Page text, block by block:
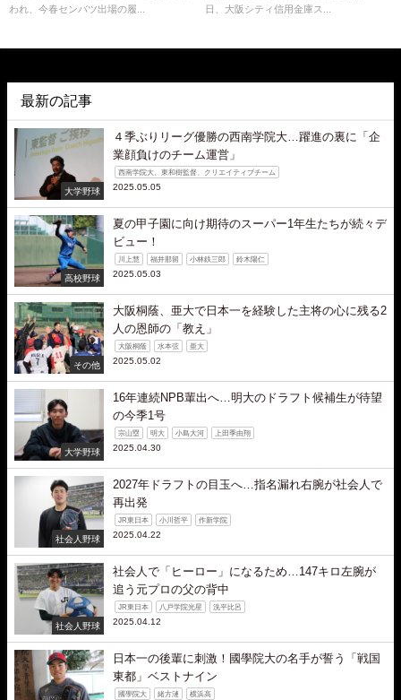
われ、今春センバツ出場の履...
日、大阪シティ信用金庫ス...
最新の記事
大学野球
４季ぶりリーグ優勝の西南学院大…躍進の裏に「企
業顔負けのチーム運営」
西南学院大、東和樹監督、クリエイティブチーム
2025.05.05
高校野球
夏の甲子園に向け期待のスーパー1年生たちが続々デ
ビュー！
川上慧 福井那留 小林鉄三郎 鈴木陽仁
2025.05.03
その他
大阪桐蔭、亜大で日本一を経験した主将の心に残る2
人の恩師の「教え」
大阪桐蔭 水本弦 亜大
2025.05.02
大学野球
16年連続NPB輩出へ…明大のドラフト候補生が待望
の今季1号
宗山塁 明大 小島大河 上田季由翔
2025.04.30
社会人野球
2027年ドラフトの目玉へ…指名漏れ右腕が社会人で
再出発
JR東日本 小川哲平 作新学院
2025.04.22
社会人野球
社会人で「ヒーロー」になるため…147キロ左腕が
追う元プロの父の背中
JR東日本 八戸学院光星 洗平比呂
2025.04.12
日本一の後輩に刺激！國學院大の名手が誓う「戦国
東都」ベストナイン
國學院大 緒方漣 横浜高